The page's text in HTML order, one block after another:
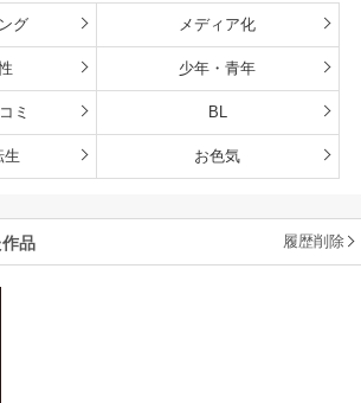
グ メディア化
少年・青年
ミ BL
生 お色気
品 履歴削除